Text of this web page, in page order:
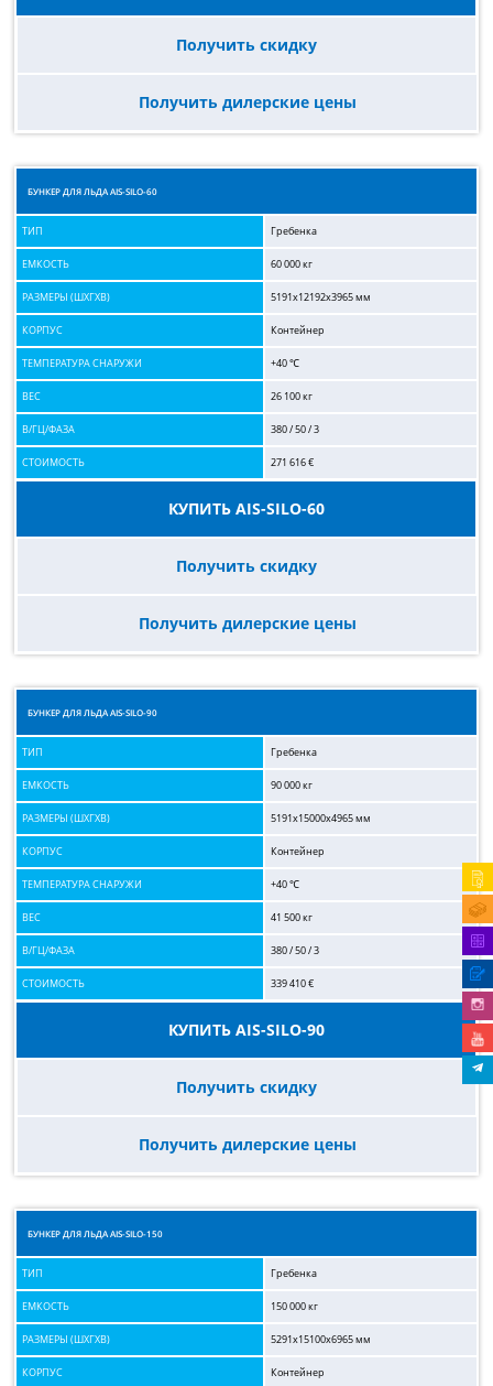
Получить скидку
Получить дилерские цены
БУНКЕР ДЛЯ ЛЬДА AIS-SILO-60
ТИП Гребенка
ЕМКОСТЬ 60 000 кг
РАЗМЕРЫ (ШХГХВ) 5191x12192x3965 мм
КОРПУС Контейнер
ТЕМПЕРАТУРА СНАРУЖИ +40 ℃
ВЕС 26 100 кг
В/ГЦ/ФАЗА 380 / 50 / 3
СТОИМОСТЬ 271 616 €
КУПИТЬ AIS-SILO-60
Получить скидку
Получить дилерские цены
БУНКЕР ДЛЯ ЛЬДА AIS-SILO-90
ТИП Гребенка
ЕМКОСТЬ 90 000 кг
РАЗМЕРЫ (ШХГХВ) 5191x15000x4965 мм
КОРПУС Контейнер
ТЕМПЕРАТУРА СНАРУЖИ +40 ℃
ВЕС 41 500 кг
В/ГЦ/ФАЗА 380 / 50 / 3
СТОИМОСТЬ 339 410 €
КУПИТЬ AIS-SILO-90
Получить скидку
Получить дилерские цены
БУНКЕР ДЛЯ ЛЬДА AIS-SILO-150
ТИП Гребенка
ЕМКОСТЬ 150 000 кг
РАЗМЕРЫ (ШХГХВ) 5291x15100x6965 мм
КОРПУС Контейнер